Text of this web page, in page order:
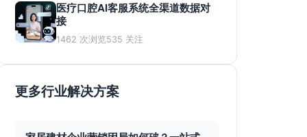
医疗口腔AI客服系统全渠道数据对
接
1462 次浏览535 关注
更多行业解决方案